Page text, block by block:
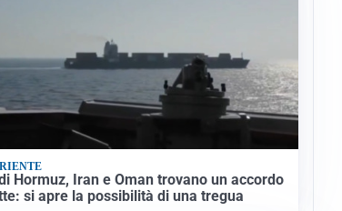
Hormuz, Iran e Oman trovano un accordo
si apre la possibilità di una tregua